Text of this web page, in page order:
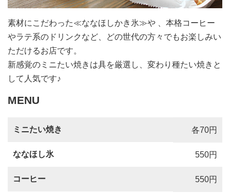
素材にこだわった≪ななほしかき氷≫や 、本格コーヒー
やラテ系のドリンクなど、どの世代の方々でもお楽しみい
ただけるお店です。
新感覚のミニたい焼きは具を厳選し、変わり種たい焼きと
して人気です♪
MENU
ミニたい焼き 各70円
ななほし氷 550円
コーヒー 550円